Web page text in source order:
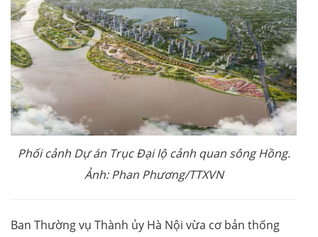
Phối cảnh Dự án Trục Đại lộ cảnh quan sông Hồng.
Ảnh: Phan Phương/TTXVN
Ban Thường vụ Thành ủy Hà Nội vừa cơ bản thống